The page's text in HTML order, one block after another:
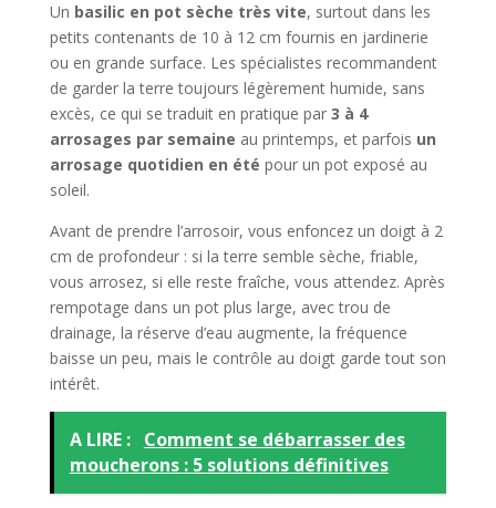
Un basilic en pot sèche très vite, surtout dans les
petits contenants de 10 à 12 cm fournis en jardinerie
ou en grande surface. Les spécialistes recommandent
de garder la terre toujours légèrement humide, sans
excès, ce qui se traduit en pratique par 3 à 4
arrosages par semaine au printemps, et parfois un
arrosage quotidien en été pour un pot exposé au
soleil.
Avant de prendre l’arrosoir, vous enfoncez un doigt à 2
cm de profondeur : si la terre semble sèche, friable,
vous arrosez, si elle reste fraîche, vous attendez. Après
rempotage dans un pot plus large, avec trou de
drainage, la réserve d’eau augmente, la fréquence
baisse un peu, mais le contrôle au doigt garde tout son
intérêt.​
A LIRE : Comment se débarrasser des
moucherons : 5 solutions définitives